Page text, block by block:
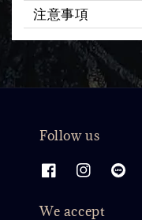
注意事項
Follow us
We accept